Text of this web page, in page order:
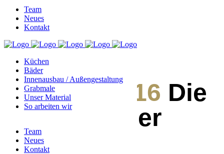
Team
Neues
Kontakt
Küchen
Bäder
Innenausbau / Außengestaltung
Grabmale
Unser Material
So arbeiten wir
Team
Neues
Kontakt
16. Juni 2016 Die
Kindergräber